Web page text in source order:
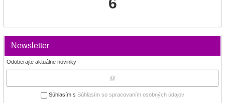
6
Newsletter
Odoberajte aktuálne novinky
Súhlasím s Súhlasím so spracovaním osobných údajov